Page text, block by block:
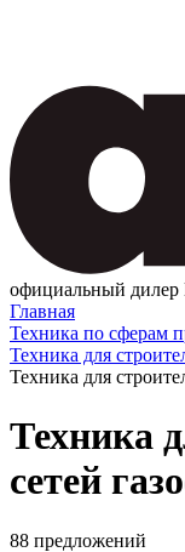
официальный
Главная
Техника по сферам
Техника для
Техника для
Техника
сетей
88 предложений